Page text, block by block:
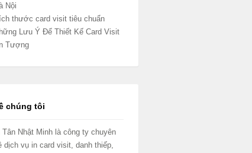
Nội
thước card visit tiêu chuẩn
Lưu Ý Để Thiết Kế Card Visit
Tượng
chúng tôi
Tân Nhật Minh là công ty chuyên
dịch vụ in card visit, danh thiếp,